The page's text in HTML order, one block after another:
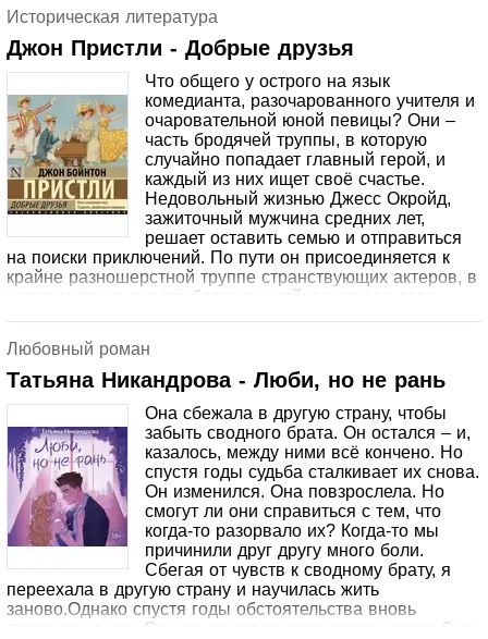
Историческая литература
Джон Пристли - Добрые друзья
Что общего у острого на язык
комедианта, разочарованного учителя и
очаровательной юной певицы? Они –
часть бродячей труппы, в которую
случайно попадает главный герой, и
каждый из них ищет своё счастье.
Недовольный жизнью Джесс Окройд,
зажиточный мужчина средних лет,
решает оставить семью и отправиться
на поиски приключений. По пути он присоединяется к
крайне разношерстной труппе странствующих актеров, в
которую также входят благопристойная старая дева,
играющий на банджо фокусник, обаятельная супржеская
пара и очаровательная юная певица. Вешедший в 1929
году роман «Добрые друзья» завоевал своему автору
славу выдающегося прозаика. Публику покорило, что, в
отличие от многих другмх писателей «потерянного
поколения», Пристли не утратил оптимизма и искренне
верил, что многие послевоенные тяготы получится
пережить. Роман завоевал Мемориальную премию
Джеймса Тейта Блэка, трижды экранизировался и
несколько десятилетий не покидал списков
бестселлеров.© J.B. Priestley, 1929© Перевод. Е.
Романова, 2026© Школа перевода В. Баканова, 2026©
ООО «Издательство АСТ», 2026
Любовный роман
Татьяна Никандрова - Люби, но не рань
Она сбежала в другую страну, чтобы
забыть сводного брата. Он остался – и,
казалось, между ними всё кончено. Но
спустя годы судьба сталкивает их снова.
Он изменился. Она повзрослела. Но
смогут ли они справиться с тем, что
когда-то разорвало их? Когда-то мы
причинили друг другу много боли.
Сбегая от чувств к сводному брату, я
переехала в другую страну и научилась жить
заново.Однако спустя годы обстоятельства вновь
сталкивают нас. Он уже не тот задира-мажор, каким был